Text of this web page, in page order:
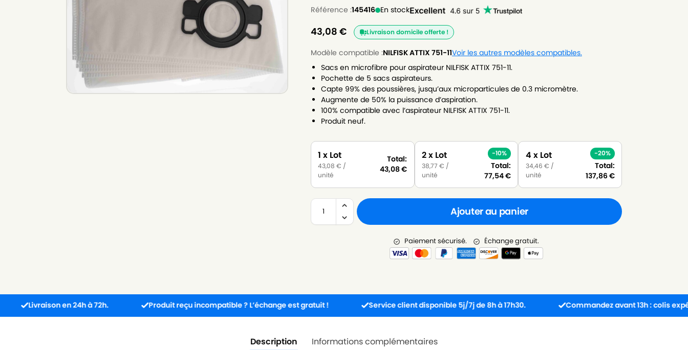
Référence :145416 En stock
43,08 € Livraison domicile offerte !
Modèle compatible :NILFISK ATTIX 751-11Voir les autres modèles compatibles.
Sacs en microfibre pour aspirateur NILFISK ATTIX 751-11.
Pochette de 5 sacs aspirateurs.
Capte 99% des poussières, jusqu’aux microparticules de 0.3 micromètre.
Augmente de 50% la puissance d’aspiration.
100% compatible avec l’aspirateur NILFISK ATTIX 751-11.
Produit neuf.
1 x Lot
43,08€ /
unité
Total:
43,08€
2 x Lot
38,77€ /
unité
-10%
Total:
77,54€
4 x Lot
34,46 € /
unité
-20%
Total:
137,86€
Ajouter au panier
Paiement sécurisé. Échange gratuit.
en 24h à 72h. Produit reçu incompatible ? L’échange est gratuit ! Service client disponible 5j/7j de 8h à 17h30. Commandez avant 13h : colis expédié le
Description Informations complémentaires